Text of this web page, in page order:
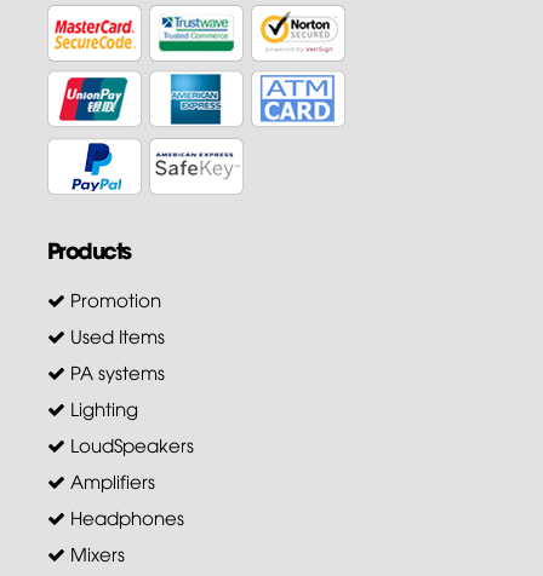
Products
Promotion
Used Items
PA systems
Lighting
LoudSpeakers
Amplifiers
Headphones
Mixers